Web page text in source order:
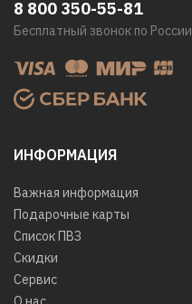
ИНФОРМАЦИЯ
Важная информация
Подарочные карты
Список ПВЗ
Скидки
Сервис
8 800 350-55-81
Бесплатный звонок по России